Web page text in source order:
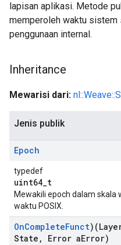
lapisan aplikasi. Metode
memperoleh waktu sistem
penggunaan internal.
Inheritance
Mewarisi dari:
Jenis publik
Epoch
typedef
uint64_t
Mewakili epoch dalam skala
waktu POSIX.
OnCompleteFunct
State , Error aError)